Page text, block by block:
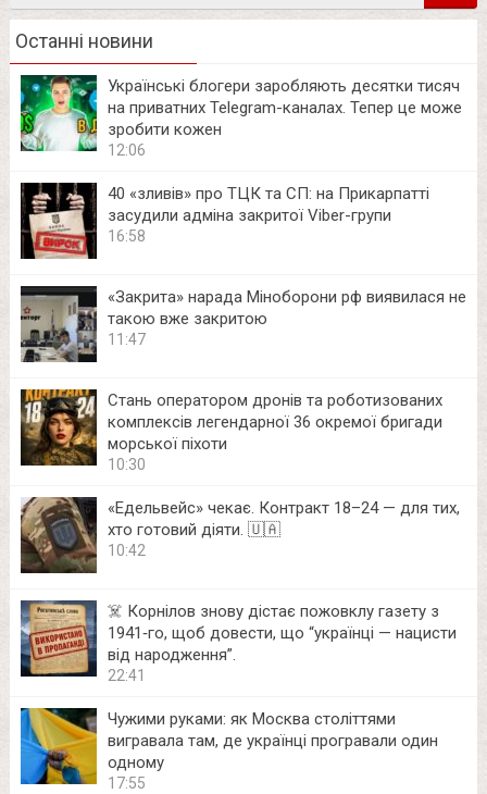
Останні новини
Українські блогери заробляють десятки тисяч
на приватних Telegram-каналах. Тепер це може
зробити кожен
12:06
40 «зливів» про ТЦК та СП: на Прикарпатті
засудили адміна закритої Viber-групи
16:58
«Закрита» нарада Міноборони рф виявилася не
такою вже закритою
11:47
Стань оператором дронів та роботизованих
комплексів легендарної 36 окремої бригади
морської піхоти
10:30
«Едельвейс» чекає. Контракт 18–24 — для тих,
хто готовий діяти. 🇺🇦
10:42
☠️ Корнілов знову дістає пожовклу газету з
1941‑го, щоб довести, що “українці — нацисти
від народження”.
22:41
Чужими руками: як Москва століттями
вигравала там, де українці програвали один
одному
17:55